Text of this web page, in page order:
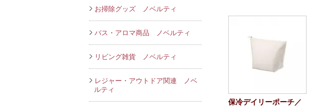
お掃除グッズ ノベルティ
バス・アロマ商品 ノベルティ
リビング雑貨 ノベルティ
レジャー・アウトドア関連 ノベ
ルティ
保冷デイリーポーチ／